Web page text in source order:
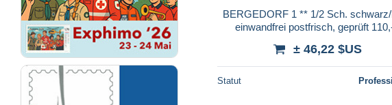
BERGEDORF 1 ** 1/2 Sch.
einwandfrei postfrisch,
± 46,22 $US
Statut